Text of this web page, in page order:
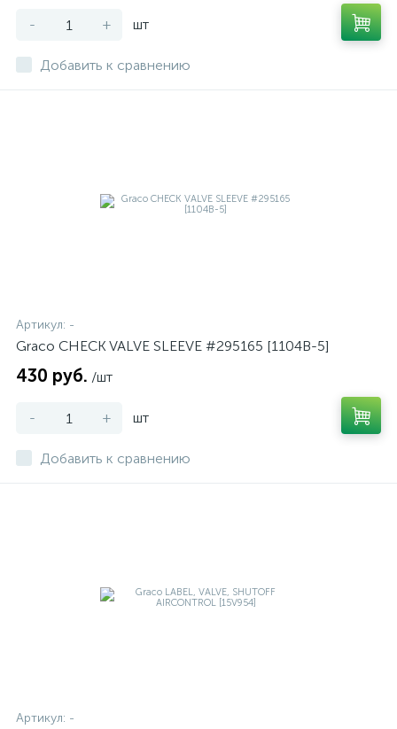
- + шт
Добавить к сравнению
Артикул: -
Graco CHECK VALVE SLEEVE #295165 [1104B-5]
430 руб. /шт
- + шт
Добавить к сравнению
Артикул: -